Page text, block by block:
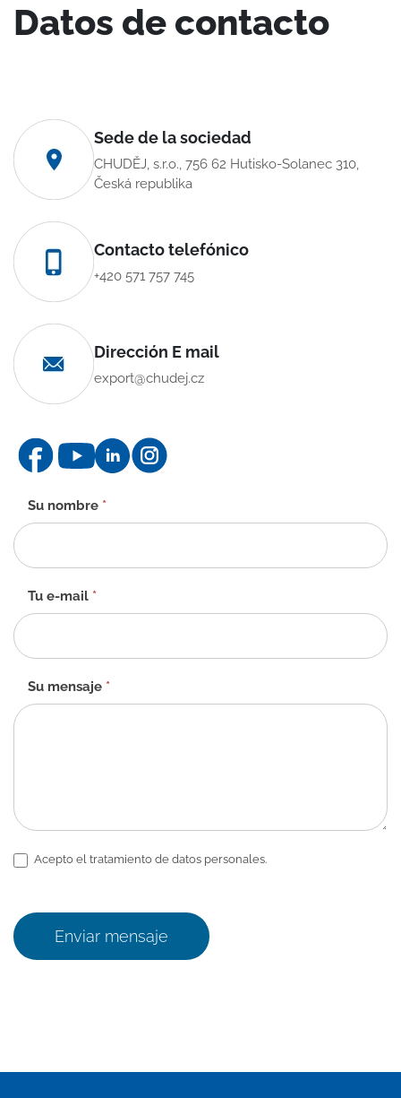
Datos de contacto
Sede de la sociedad
CHUDĚJ, s.r.o., 756 62 Hutisko-Solanec 310,
Česká republika
Contacto telefónico
+420 571 757 745
Dirección E mail
export@chudej.cz
Formulario
de
contacto
-
Su nombre *
Tu e-mail *
Su mensaje *
Acepto el tratamiento de datos personales.
Enviar mensaje